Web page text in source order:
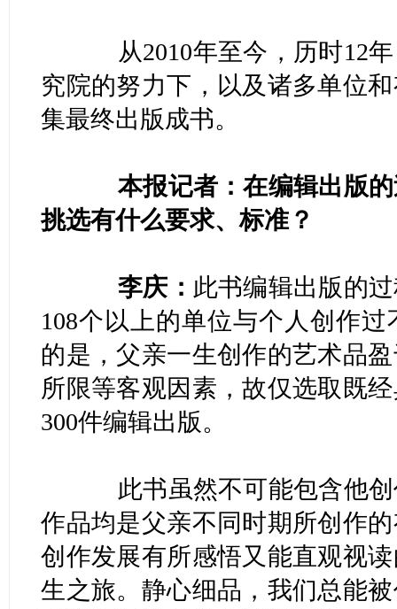
从2010年至今，历时12年
究院的努力下，以及诸多单位
集最终出版成书。
本报记者：在编辑出版的
挑选有什么要求、标准？
李庆： 此书编辑出版的
108个以上的单位与个人创作
的是，父亲一生创作的艺术品
所限等客观因素，故仅选取既
300件编辑出版。
此书虽然不可能包含他创
作品均是父亲不同时期所创作
创作发展有所感悟又能直观视
生之旅。静心细品，我们总能